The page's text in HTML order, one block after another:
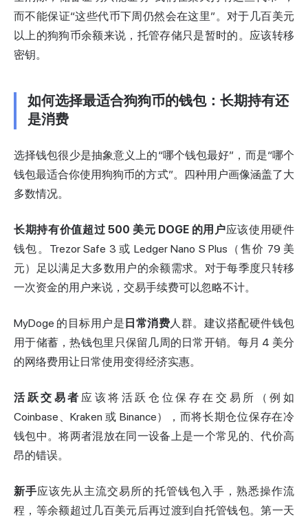
而不能保证“这些代币下周仍然会在这里”。对于几百美元
以上的狗狗币余额来说，托管存储只是暂时的。应该转移
密钥。
如何选择最适合狗狗币的钱包：长期持有还
是消费
选择钱包很少是抽象意义上的“哪个钱包最好”，而是“哪个
钱包最适合你使用狗狗币的方式”。四种用户画像涵盖了大
多数情况。
长期持有价值超过 500 美元 DOGE 的用户应该使用硬件
钱包。Trezor Safe 3 或 Ledger Nano S Plus（售价 79 美
元）足以满足大多数用户的余额需求。对于每季度只转移
一次资金的用户来说，交易手续费可以忽略不计。
MyDoge 的目标用户是 日常消费人群。建议搭配硬件钱包
用于储蓄，热钱包里只保留几周的日常开销。每月 4 美分
的网络费用让日常使用变得经济实惠。
活跃交易者 应该将活跃仓位保存在交易所（例如
Coinbase、Kraken 或 Binance），而将长期仓位保存在冷
钱包中。将两者混放在同一设备上是一个常见的、代价高
昂的错误。
新手应该先从主流交易所的托管钱包入手，熟悉操作流
程，等余额超过几百美元后再过渡到自托管钱包。第一天